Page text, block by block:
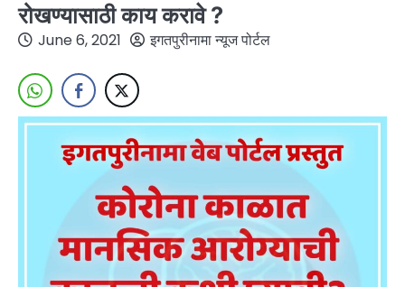
रोखण्यासाठी काय करावे ?
June 6, 2021 इगतपुरीनामा न्यूज पोर्टल